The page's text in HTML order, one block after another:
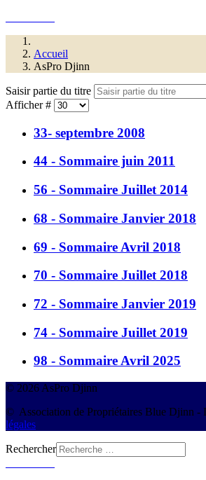
Accueil
AsPro Djinn
Saisir partie du titre
Afficher #
33- septembre 2008
44 - Sommaire juin 2011
56 - Sommaire Juillet 2014
68 - Sommaire Janvier 2018
69 - Sommaire Avril 2018
70 - Sommaire Juillet 2018
72 - Sommaire Janvier 2019
74 - Sommaire Juillet 2019
98 - Sommaire Avril 2025
© 2026 AsPro Djinn
© Association de Propriétaires Blue Djinn -
légales
Rechercher